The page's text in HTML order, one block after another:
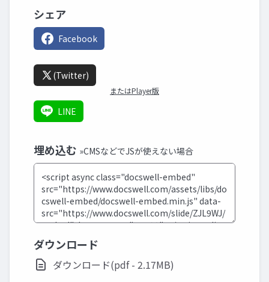
シェア
Facebook
(Twitter)
またはPlayer版
LINE
埋め込む »CMSなどでJSが使えない場合
ダウンロード
ダウンロード(pdf - 2.17MB)